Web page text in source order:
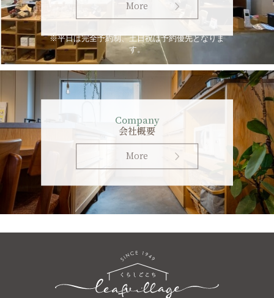
More
※平日は完全予約制、土日祝は予約優先となりま
す。
Company
会社概要
More